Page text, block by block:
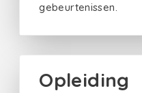
gebeurtenissen.
Opleiding